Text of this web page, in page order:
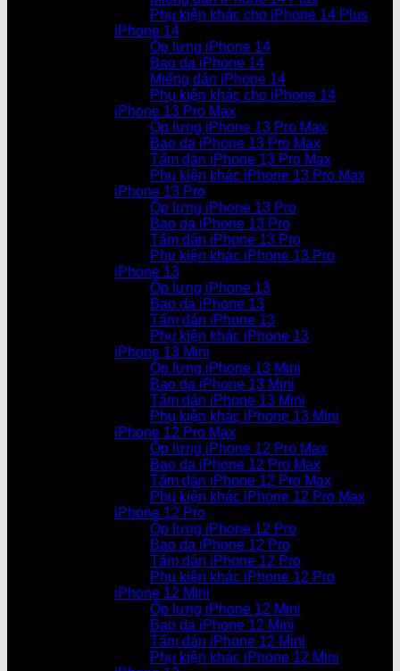
Phụ kiện khác cho iPhone 14 Plus
iPhone 14
Ốp lưng iPhone 14
Bao da iPhone 14
Miếng dán iPhone 14
Phụ kiện khác cho iPhone 14
iPhone 13 Pro Max
Ốp lưng iPhone 13 Pro Max
Bao da iPhone 13 Pro Max
Tấm dán iPhone 13 Pro Max
Phụ kiện khác iPhone 13 Pro Max
iPhone 13 Pro
Ốp lưng iPhone 13 Pro
Bao da iPhone 13 Pro
Tấm dán iPhone 13 Pro
Phụ kiện khác iPhone 13 Pro
iPhone 13
Ốp lưng iPhone 13
Bao da iPhone 13
Tấm dán iPhone 13
Phụ kiện khác iPhone 13
iPhone 13 Mini
Ốp lưng iPhone 13 Mini
Bao da iPhone 13 Mini
Tấm dán iPhone 13 Mini
Phụ kiện khác iPhone 13 Mini
iPhone 12 Pro Max
Ốp lưng iPhone 12 Pro Max
Bao da iPhone 12 Pro Max
Tấm dán iPhone 12 Pro Max
Phụ kiện khác iPhone 12 Pro Max
iPhone 12 Pro
Ốp lưng iPhone 12 Pro
Bao da iPhone 12 Pro
Tấm dán iPhone 12 Pro
Phụ kiện khác iPhone 12 Pro
iPhone 12 Mini
Ốp lưng iPhone 12 Mini
Bao da iPhone 12 Mini
Tấm dán iPhone 12 Mini
Phụ kiện khác iPhone 12 Mini